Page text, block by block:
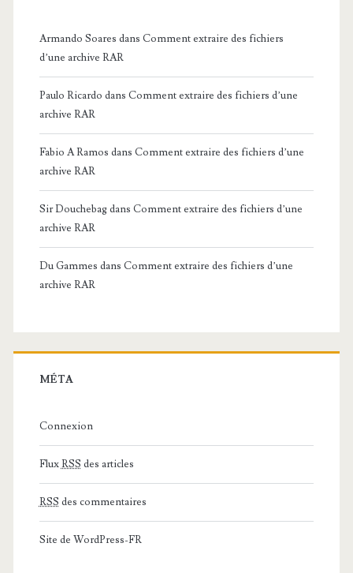
Armando Soares dans Comment extraire des fichiers
d’une archive RAR
Paulo Ricardo dans Comment extraire des fichiers d’une
archive RAR
Fabio A Ramos dans Comment extraire des fichiers d’une
archive RAR
Sir Douchebagdans Comment extraire des fichiers d’une
archive RAR
Du Gammes dans Comment extraire des fichiers d’une
archive RAR
MÉTA
Connexion
FluxRSS des articles
RSS des commentaires
Site de WordPress-FR